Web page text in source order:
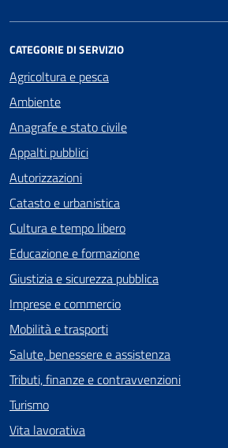
CATEGORIE DI SERVIZIO
Agricoltura e pesca
Ambiente
Anagrafe e stato civile
Appalti pubblici
Autorizzazioni
Catasto e urbanistica
Cultura e tempo libero
Educazione e formazione
Giustizia e sicurezza pubblica
Imprese e commercio
Mobilità e trasporti
Salute, benessere e assistenza
Tributi, finanze e contravvenzioni
Turismo
Vita lavorativa